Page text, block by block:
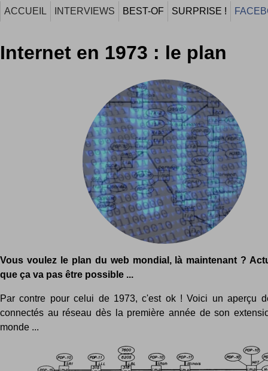
ACCUEIL INTERVIEWS BEST-OF SURPRISE !
Internet en 1973 : le plan
Vous voulez le plan du web mondial, là maintenant ?
que ça va pas être possible ...
Par contre pour celui de 1973, c'est ok ! Voici un aperçu
connectés au réseau dès la première année de son
monde ...